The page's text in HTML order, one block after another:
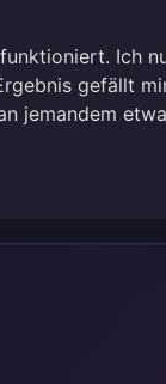
Ich
gefällt
jemandem